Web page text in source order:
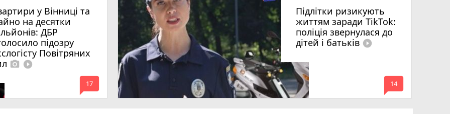
у Вінниці та
на десятки
ДБР
підозру
Повітряних
photo_camera play_circle_filled
mode_comment
17
Підлітки ризикують
життям заради TikTok:
поліція звернулася до
дітей і батьків play_circle_filled
mode_comment
14